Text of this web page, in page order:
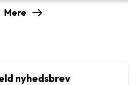
Mere
nyhedsbrev